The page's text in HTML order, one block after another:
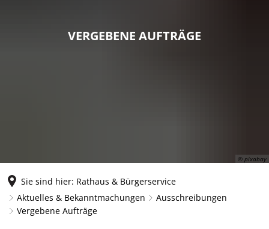
© pixabay
VERGEBENE AUFTRÄGE
Sie sind hier: Rathaus & Bürgerservice
Aktuelles & Bekanntmachungen
Ausschreibungen
Vergebene Aufträge